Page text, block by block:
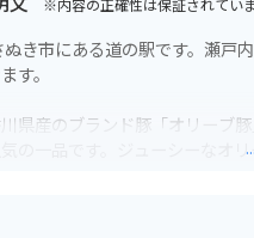
※内容の正確性は保証されていま
き市にある道の駅です。瀬戸
す。
県産のブランド豚「オリーブ
の一品です。ジューシーなオ
ながおは広い駐車場が完備